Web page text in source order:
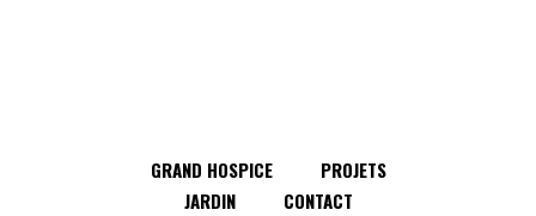
GRAND HOSPICE
PROJETS
JARDIN
CONTACT